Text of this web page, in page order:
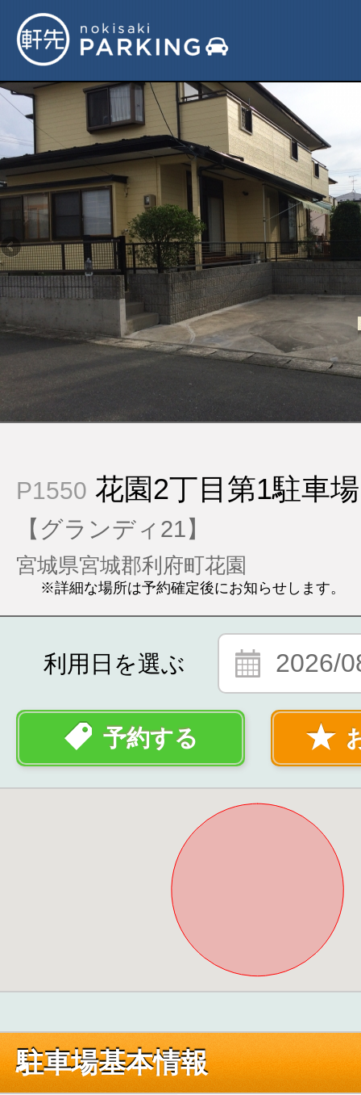
P1550 花園2丁目第1駐車場
【グランディ21】
宮城県宮城郡利府町花園
※詳細な場所は予約確定後にお知らせします。
利用日を選ぶ 2026/
予約する
駐車場基本情報